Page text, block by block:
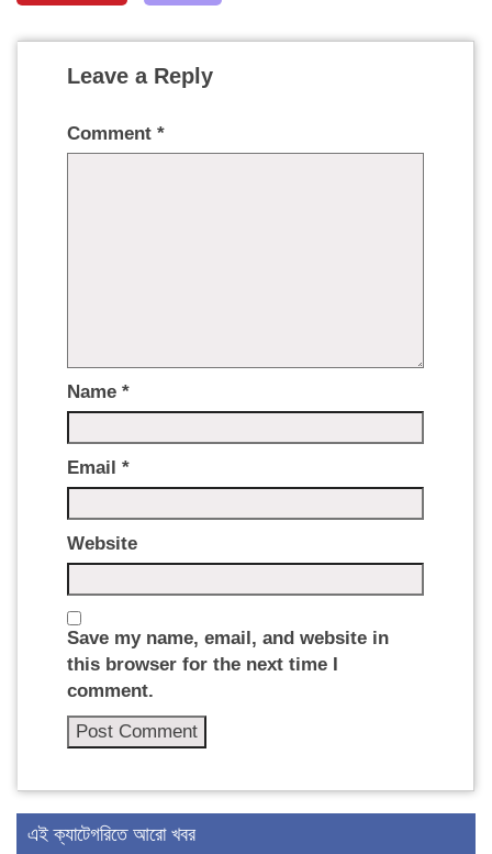
Leave a Reply
Comment *
Name *
Email *
Website
Save my name, email, and website in
this browser for the next time I
comment.
এই ক্যাটেগরিতে আরো খবর